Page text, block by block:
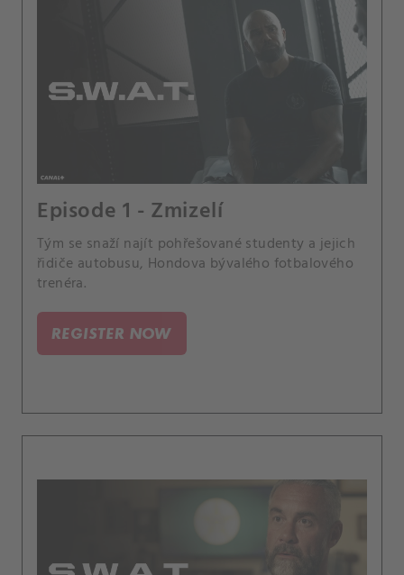
Episode 1 - Zmizelí
Tým se snaží najít pohřešované studenty a jejich
řidiče autobusu, Hondova bývalého fotbalového
trenéra.
REGISTER NOW